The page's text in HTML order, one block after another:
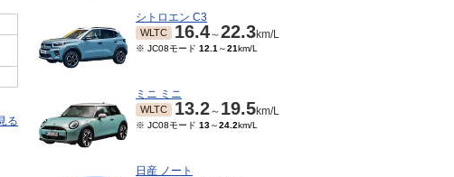
る
シトロエン C3
WLTC 16.4～22.3km/L
※ JC08モード 12.1 ～21km/L
ミニ ミニ
WLTC 13.2～ 19.5km/L
※ JC08モード 13～24.2km/L
日産 ノート